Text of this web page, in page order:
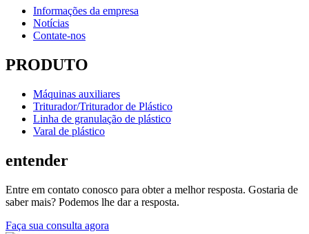
Informações da empresa
Notícias
Contate-nos
PRODUTO
Máquinas auxiliares
Triturador/Triturador de Plástico
Linha de granulação de plástico
Varal de plástico
entender
Entre em contato conosco para obter a melhor resposta. Gostaria de
saber mais? Podemos lhe dar a resposta.
Faça sua consulta agora